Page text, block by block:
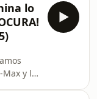
lo
Max y la